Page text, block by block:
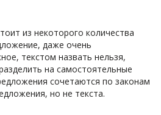
из некоторого количества
даже очень
текстом назвать нельзя,
на самостоятельные
сочетаются по законам
но не текста.